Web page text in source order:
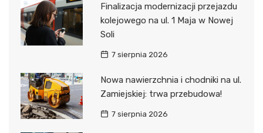
Finalizacja modernizacji przejazdu
kolejowego na ul. 1 Maja w Nowej
Soli
7 sierpnia 2026
Nowa nawierzchnia i chodniki na ul.
Zamiejskiej: trwa przebudowa!
7 sierpnia 2026